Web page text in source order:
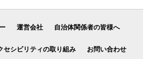
運営会社 自治体関係者の皆様へ
セシビリティの取り組み お問い合わせ